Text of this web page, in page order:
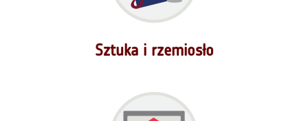
Sztuka i rzemiosło